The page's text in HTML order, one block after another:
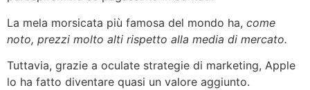
La mela morsicata più famosa del mondo ha, come
noto, prezzi molto alti rispetto alla media di mercato.
Tuttavia, grazie a oculate strategie di marketing, Apple
lo ha fatto diventare quasi un valore aggiunto.